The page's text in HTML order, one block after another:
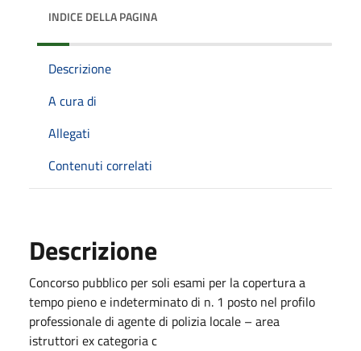
INDICE DELLA PAGINA
Descrizione
A cura di
Allegati
Contenuti correlati
Descrizione
Concorso pubblico per soli esami per la copertura a
tempo pieno e indeterminato di n. 1 posto nel profilo
professionale di agente di polizia locale – area
istruttori ex categoria c